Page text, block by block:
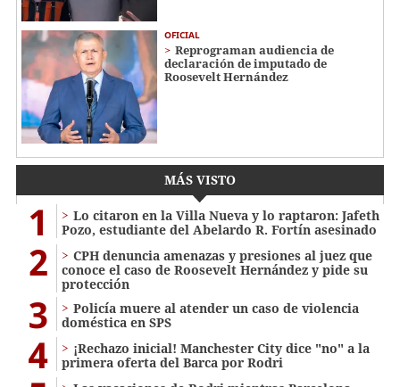
OFICIAL
Reprograman audiencia de
declaración de imputado de
Roosevelt Hernández
MÁS VISTO
1
Lo citaron en la Villa Nueva y lo raptaron: Jafeth
Pozo, estudiante del Abelardo R. Fortín asesinado
2
CPH denuncia amenazas y presiones al juez que
conoce el caso de Roosevelt Hernández y pide su
protección
3
Policía muere al atender un caso de violencia
doméstica en SPS
4
¡Rechazo inicial! Manchester City dice "no" a la
primera oferta del Barca por Rodri